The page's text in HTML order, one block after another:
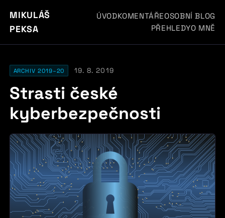
MIKULÁŠ
PEKSA
ÚVODKOMENTÁŘEOSOBNÍ BLOG
PŘEHLEDYO MNĚ
ARCHIV 2019–20 19. 8. 2019
Strasti české
kyberbezpečnosti